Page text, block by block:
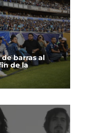
barras al
de la